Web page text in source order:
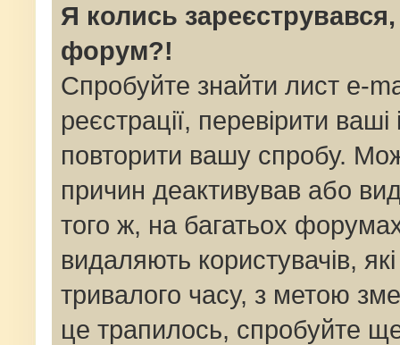
Я колись
форум?!
Спробуйте знайти лист e-
реєстрації, перевірити
повторити вашу спробу.
причин деактивував або
того ж, на багатьох
видаляють користувачів,
тривалого часу, з метою
це трапилось, спробуйте